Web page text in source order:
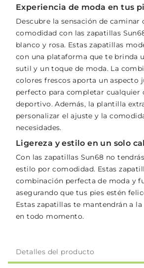
Experiencia de moda en tus
Descubre la sensación de caminar
comodidad con las zapatillas
blanco y rosa. Estas zapatillas
con una plataforma que te brinda
sutil y un toque de moda. La
colores frescos aporta un aspecto
perfecto para completar cualquier
deportivo. Además, la plantilla
personalizar el ajuste y la
necesidades.
Ligereza y estilo en un solo
Con las zapatillas Sun68 no
estilo por comodidad. Estas
combinación perfecta de moda y
asegurando que tus pies estén
Estas zapatillas te mantendrán a
en todo momento.
Detalles del producto